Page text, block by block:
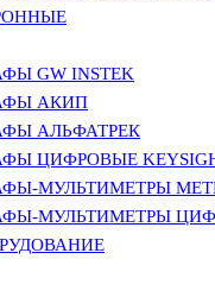
GW INSTEK
АКИП
АЛЬФАТРЕК
ЦИФРОВЫЕ KEYSIGHT
МУЛЬТИМЕТРЫ
МУЛЬТИМЕТРЫ